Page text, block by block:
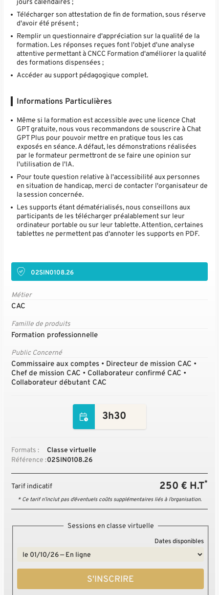
jours calendaires ;
Télécharger son attestation de fin de formation, sous réserve
d'avoir été présent ;
Remplir un questionnaire d'appréciation sur la qualité de la
formation. Les réponses reçues font l'objet d'une analyse
attentive permettant à CNCC Formation d'améliorer la qualité
des formations dispensées ;
Accéder au support pédagogique complet.
Informations Particulières
Même si la formation est accessible avec une licence Chat
GPT gratuite, nous vous recommandons de souscrire à Chat
GPT Plus pour pouvoir mettre en pratique tous les cas
exposés en séance. A défaut, les démonstrations réalisées
par le formateur permettront de se faire une opinion sur
l'utilisation de l'IA.
Pour toute question relative à l'accessibilité aux personnes
en situation de handicap, merci de contacter l'organisateur de
la session concernée.
Les supports étant dématérialisés, nous conseillons aux
participants de les télécharger préalablement sur leur
ordinateur portable ou sur leur tablette. Attention, certaines
tablettes ne permettent pas d'annoter les supports en PDF.
02SIN0108.26
Métier
CAC
Famille de produits
Formation professionnelle
Public Concerné
Commissaire aux comptes • Directeur de mission CAC •
Chef de mission CAC • Collaborateur confirmé CAC •
Collaborateur débutant CAC
3h30
Formats :
Classe virtuelle
Référence :02SIN0108.26
Tarif indicatif 250 € H.T*
* Ce tarif n’inclut pas d’éventuels coûts supplémentaires liés à l’organisation.
Sessions en classe virtuelle
Dates disponibles
S'INSCRIRE